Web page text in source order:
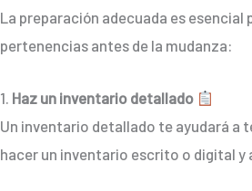
La preparación adecuada es
pertenencias antes de la mudanza:
1. Haz un inventario detallado
Un inventario detallado te ayudará a
hacer un inventario escrito o digital